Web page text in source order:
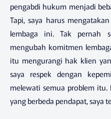
pengabdi hukum menjadi
Tapi, saya harus
lembaga ini. Tak pernah
mengubah komitmen
itu mengurangi hak klien
saya respek dengan
melewati semua problem
yang berbeda pendapat, saya